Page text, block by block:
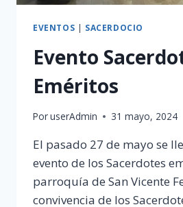
EVENTOS | SACERDOCIO
Evento
Eméritos
PoruserAdmin 31 mayo, 2024
El pasado 27 de mayo se
evento de los Sacerdotes
parroquía de San Vicente
convivencia de los